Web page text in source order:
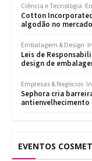
Ciência e Tecnologia
Cotton
algodão no
Embalagem & Design
Leis de
design de
Empresas & Negócios
Sephora cria
antienvelhecimento
EVENTOS